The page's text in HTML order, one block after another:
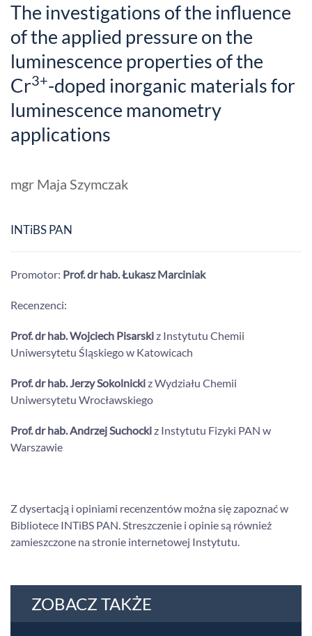
The investigations of the influence
of the applied pressure on the
luminescence properties of the
Cr3+-doped inorganic materials for
luminescence manometry
applications
mgr Maja Szymczak
INTiBS PAN
Promotor: Prof. dr hab. Łukasz Marciniak
Recenzenci:
Prof. dr hab. Wojciech Pisarskiz Instytutu Chemii
Uniwersytetu Śląskiego w Katowicach
Prof. dr hab. Jerzy Sokolnickiz Wydziału Chemii
Uniwersytetu Wrocławskiego
Prof. dr hab. Andrzej Suchockiz Instytutu Fizyki PAN w
Warszawie
Z dysertacją i opiniami recenzentów można się zapoznać w
Bibliotece INTiBS PAN. Streszczenie i opinie są również
zamieszczone na stronie internetowej Instytutu.
ZOBACZ TAKŻE